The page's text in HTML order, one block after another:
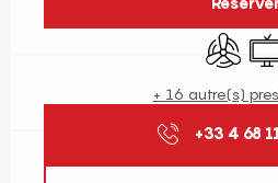
Air
+ 16 autre(s)
+33 4 68